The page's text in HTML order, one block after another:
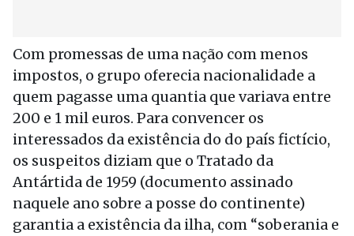
Com promessas de uma nação com menos
impostos, o grupo oferecia nacionalidade a
quem pagasse uma quantia que variava entre
200 e 1 mil euros. Para convencer os
interessados da existência do do país fictício,
os suspeitos diziam que o Tratado da
Antártida de 1959 (documento assinado
naquele ano sobre a posse do continente)
garantia a existência da ilha, com “soberania e